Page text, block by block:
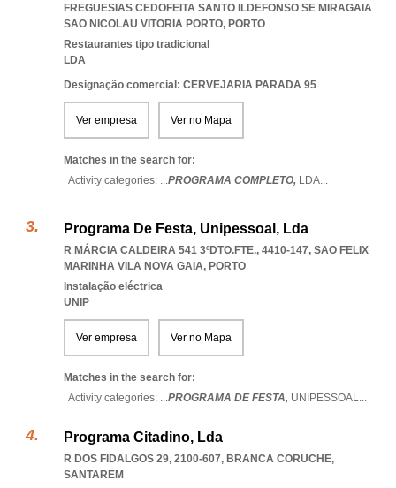
FREGUESIAS CEDOFEITA SANTO ILDEFONSO SE MIRAGAIA
SAO NICOLAU VITORIA PORTO, PORTO
Restaurantes tipo tradicional
LDA
Designação comercial: CERVEJARIA PARADA 95
Ver empresa Ver no Mapa
Matches in the search for:
Activity categories: ...PROGRAMA COMPLETO, LDA...
Programa De Festa, Unipessoal, Lda
R MÁRCIA CALDEIRA 541 3ºDTO.FTE., 4410-147, SAO FELIX
MARINHA VILA NOVA GAIA, PORTO
Instalação eléctrica
UNIP
Ver empresa Ver no Mapa
Matches in the search for:
Activity categories: ...PROGRAMA DE FESTA, UNIPESSOAL...
Programa Citadino, Lda
R DOS FIDALGOS 29, 2100-607, BRANCA CORUCHE,
SANTAREM